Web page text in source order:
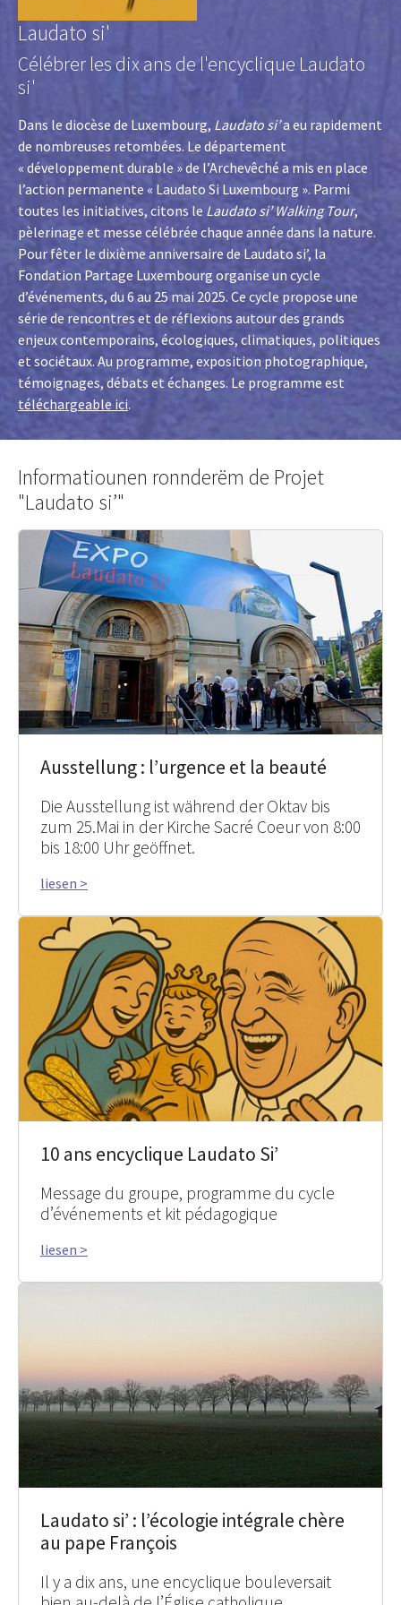
Laudato si'
Célébrer les dix ans de l'encyclique Laudato
si'
Dans le diocèse de Luxembourg, Laudato si’a eu rapidement
de nombreuses retombées. Le département
« développement durable » de l’Archevêché a mis en place
l’action permanente « Laudato Si Luxembourg ». Parmi
toutes les initiatives, citons le Laudato si’ Walking Tour,
pèlerinage et messe célébrée chaque année dans la nature.
Pour fêter le dixième anniversaire de Laudato si’, la
Fondation Partage Luxembourg organise un cycle
d’événements, du 6 au 25 mai 2025. Ce cycle propose une
série de rencontres et de réflexions autour des grands
enjeux contemporains, écologiques, climatiques, politiques
et sociétaux. Au programme, exposition photographique,
témoignages, débats et échanges. Le programme est
téléchargeable ici.
Informatiounen ronnderëm de Projet
"Laudato si’"
Ausstellung : l’urgence et la beauté
Die Ausstellung ist während der Oktav bis
zum 25.Mai in der Kirche Sacré Coeur von 8:00
bis 18:00 Uhr geöffnet.
liesen >
10 ans encyclique Laudato Si’
Message du groupe, programme du cycle
d’événements et kit pédagogique
liesen >
Laudato si’ : l’écologie intégrale chère
au pape François
Il y a dix ans, une encyclique bouleversait